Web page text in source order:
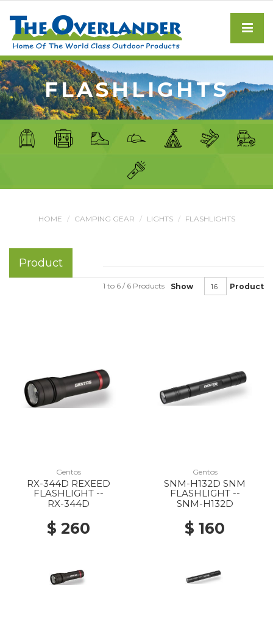
FLASHLIGHTS
HOME CAMPING GEAR LIGHTS FLASHLIGHTS
Product
Show Product
1 to 6 / 6 Products
Gentos
RX-344D REXEED
FLASHLIGHT --
RX-344D
$ 260
Gentos
SNM-H132D SNM
FLASHLIGHT --
SNM-H132D
$ 160